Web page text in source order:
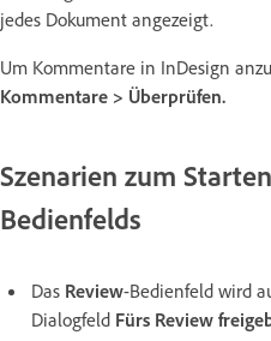
jedes Dokument angezeigt.
Um Kommentare in InDesign
Kommentare > Überprüfen.
Szenarien zum
Bedienfelds
Das Review-Bedienfeld wird
Dialogfeld Fürs Review